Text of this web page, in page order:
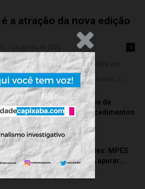
a atração da nova edição
0
ocupar o Instituto Marlin Azul (IMA), em
feira (07). A partir das 18 horas, o...
hospitalar celebra seis anos da
robótica com 1.845 procedimentos
feira, 6 de agosto de 2026
particular de pacientes: MPES
Câmara de Anchieta para apurar...
feira, 5 de agosto de 2026